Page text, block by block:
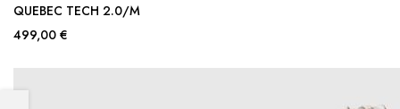
QUEBEC TECH 2.0/M
499,00 €